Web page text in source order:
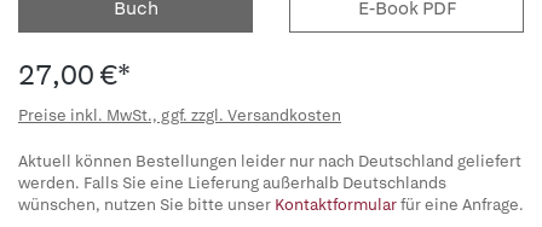
Buch E-Book PDF
27,00 €*
Preise inkl. MwSt., ggf. zzgl. Versandkosten
Aktuell können Bestellungen leider nur nach Deutschland geliefert
werden. Falls Sie eine Lieferung außerhalb Deutschlands
wünschen, nutzen Sie bitte unser Kontaktformularfür eine Anfrage.